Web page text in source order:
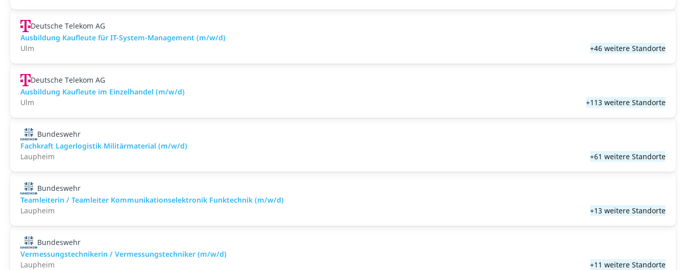
Deutsche Telekom AG
Ausbildung Kaufleute für IT-System-Management (m/w/d)
Ulm
+46 weitere Standorte
Deutsche Telekom AG
Ausbildung Kaufleute im Einzelhandel (m/w/d)
Ulm
+113 weitere Standorte
Bundeswehr
Fachkraft Lagerlogistik Militärmaterial (m/w/d)
Laupheim
+61 weitere Standorte
Bundeswehr
Teamleiterin / Teamleiter Kommunikationselektronik Funktechnik (m/w/d)
Laupheim
+13 weitere Standorte
Bundeswehr
Vermessungstechnikerin / Vermessungstechniker (m/w/d)
Laupheim
+11 weitere Standorte